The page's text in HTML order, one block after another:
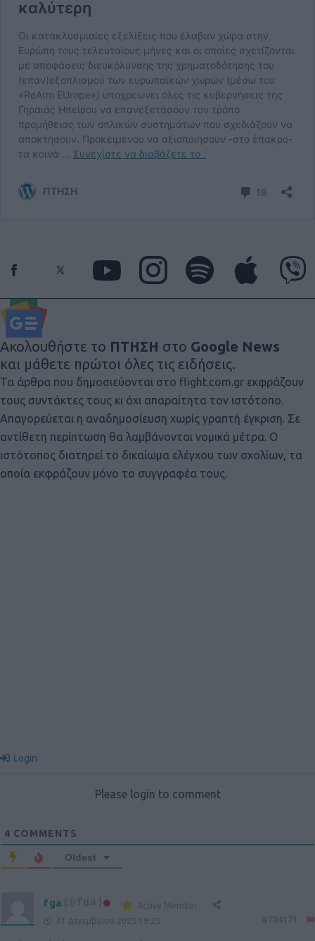
Ακολουθήστε το ΠΤΗΣΗ στο Google News
και μάθετε πρώτοι όλες τις ειδήσεις.
Τα άρθρα που δημοσιεύονται στο flight.com.gr εκφράζουν
τους συντάκτες τους κι όχι απαραίτητα τον ιστότοπο.
Απαγορεύεται η αναδημοσίευση χωρίς γραπτή έγκριση. Σε
αντίθετη περίπτωση θα λαμβάνονται νομικά μέτρα. Ο
ιστότοπος διατηρεί το δικαίωμα ελέγχου των σχολίων, τα
οποία εκφράζουν μόνο το συγγραφέα τους.
Login
Please login to comment
4 COMMENTS
Oldest
fga (@fga)
Active Member
31 Δεκεμβρίου 2025 19:25